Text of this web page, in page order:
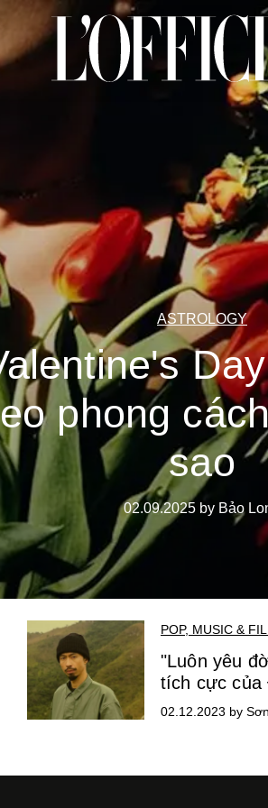
ASTROLOGY
phong
sao
02.09.2025 by Bảo
POP, MUSIC &
"Luôn yêu
tích cực của
02.12.2023 by